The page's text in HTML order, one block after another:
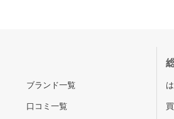
ブランド一覧
口コミ一覧